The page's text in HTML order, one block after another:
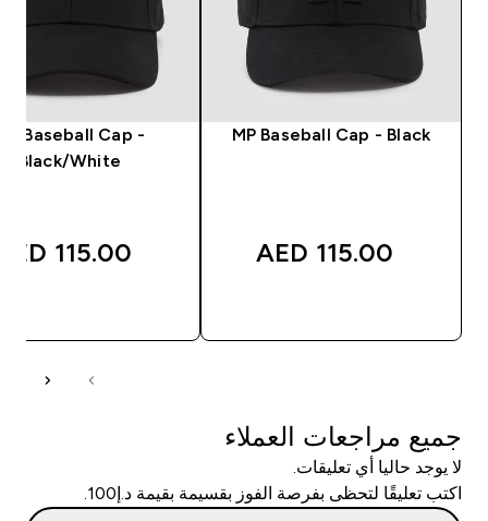
MP Baseball Cap - Black
115.00 AED‎
Baseball Cap -
Black/White
115.00 AED‎
جميع مراجعات العملاء
لا يوجد حاليا أي تعليقات.
اكتب تعليقًا لتحظى بفرصة الفوز بقسيمة بقيمة د.إ100.